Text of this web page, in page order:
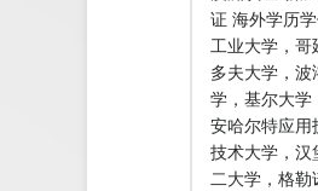
证 海外学历
工业大学，哥
多夫大学，
学，基尔大学
安哈尔特应用
技术大学，汉
二大学，格勒